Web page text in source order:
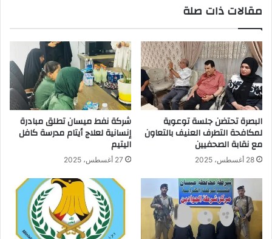
مقالات ذات صلة
البصرة تحتضن جلسة توعوية
لمكافحة التطرف العنيف بالتعاون
مع نقابة الصحفيين
28 أغسطس، 2025
شركة نفط ميسان تطلق مبادرة
إنسانية لعلاج أيتام مدرسة كافل
اليتيم
27 أغسطس، 2025